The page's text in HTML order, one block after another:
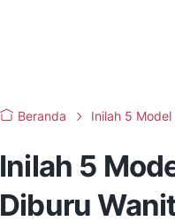
Beranda Inilah 5
Inilah 5
Diburu